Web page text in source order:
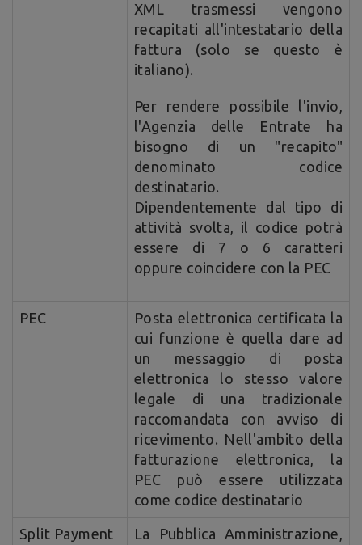
XML trasmessi vengono
recapitati all'intestatario della
fattura (solo se questo è
italiano).
Per rendere possibile l'invio,
l'Agenzia delle Entrate ha
bisogno di un "recapito"
denominato codice
destinatario.
Dipendentemente dal tipo di
attività svolta, il codice potrà
essere di 7 o 6 caratteri
oppure coincidere con la PEC
PEC
Posta elettronica certificata la
cui funzione è quella dare ad
un messaggio di posta
elettronica lo stesso valore
legale di una tradizionale
raccomandata con avviso di
ricevimento. Nell'ambito della
fatturazione elettronica, la
PEC può essere utilizzata
come codice destinatario
Split Payment
La Pubblica Amministrazione,